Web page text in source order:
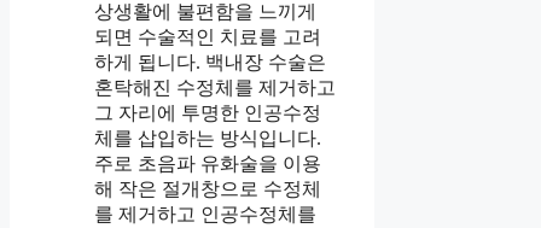
상생활에 불편함을 느끼게
되면 수술적인 치료를 고려
하게 됩니다. 백내장 수술은
혼탁해진 수정체를 제거하고
그 자리에 투명한 인공수정
체를 삽입하는 방식입니다.
주로 초음파 유화술을 이용
해 작은 절개창으로 수정체
를 제거하고 인공수정체를